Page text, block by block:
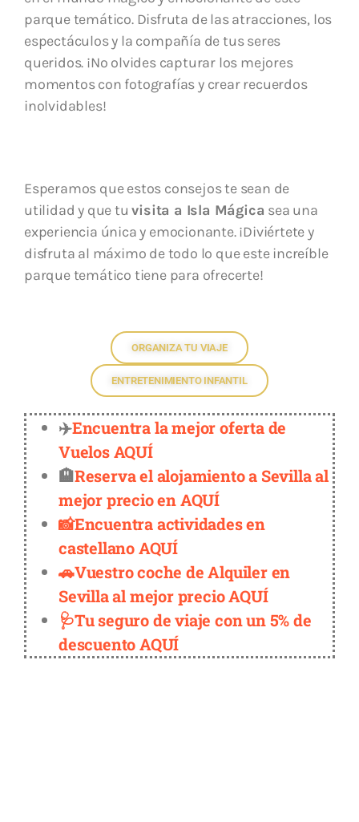
parque temático. Disfruta de las atracciones, los
espectáculos y la compañía de tus seres
queridos. ¡No olvides capturar los mejores
momentos con fotografías y crear recuerdos
inolvidables!
Esperamos que estos consejos te sean de
utilidad y que tuvisita a Isla Mágica sea una
experiencia única y emocionante. ¡Diviértete y
disfruta al máximo de todo lo que este increíble
parque temático tiene para ofrecerte!
ORGANIZA TU VIAJE
ENTRETENIMIENTO INFANTIL
✈️Encuentra la mejor oferta de
Vuelos AQUÍ
🏨Reserva el alojamiento a Sevilla al
mejor precio en AQUÍ
📸Encuentra actividades en
castellano AQUÍ
🚗Vuestro coche de Alquiler en
Sevilla al mejor precio AQUÍ
🩺Tu seguro de viaje con un 5% de
descuento AQUÍ